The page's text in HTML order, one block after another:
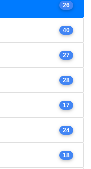
26
40
27
28
17
24
18